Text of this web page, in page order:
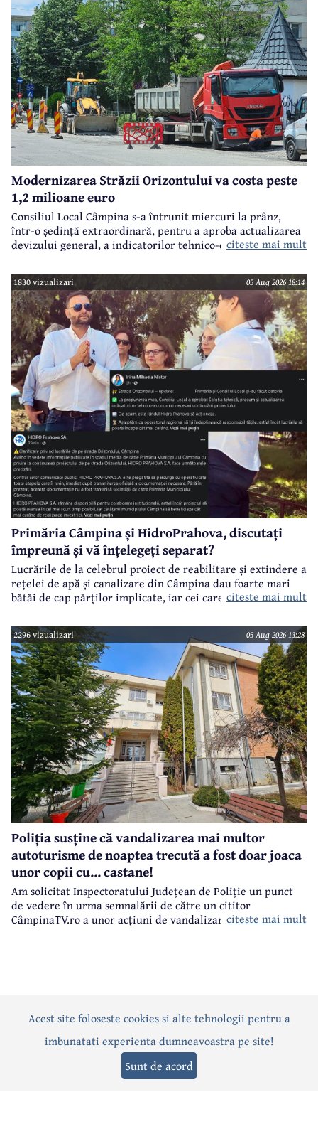
Modernizarea Străzii Orizontului va costa peste
1,2 milioane euro
Consiliul Local Câmpina s-a întrunit miercuri la prânz,
într-o ședință extraordinară, pentru a aproba actualizarea
devizului general, a indicatorilor tehnico-economici și a
realizarea modernizării Străzii Orizontului, obiectiv
finanțat prin Programul Național de Investiții ”Anghel
Saligny”.
citeste mai mult
1830 vizualizari 05 Aug 2026 18:14
Primăria Câmpina și HidroPrahova, discutați
împreună și vă înțelegeți separat?
Lucrările de la celebrul proiect de reabilitare și extindere a
rețelei de apă și canalizare din Câmpina dau foarte mari
bătăi de cap părților implicate, iar cei care suferă sunt
Orizontului.
citeste mai mult
2296 vizualizari 05 Aug 2026 13:28
Poliția susține că vandalizarea mai multor
autoturisme de noaptea trecută a fost doar joaca
unor copii cu... castane!
Am solicitat Inspectoratului Județean de Poliție un punct
de vedere în urma semnalării de către un cititor
CâmpinaTV.ro a unor acțiuni de vandalizare a unorciteste mai mult
ActualitatePoliticăSocialEvenimentInterviuri
Editorial Sport Anunțuri
Acest site foloseste cookies si alte tehnologii pentru a
imbunatati experienta dumneavoastra pe site!
Sunt de acord